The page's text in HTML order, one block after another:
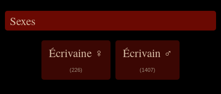
Sexes
Écrivaine ♀
(226)
Écrivain ♂
(1407)